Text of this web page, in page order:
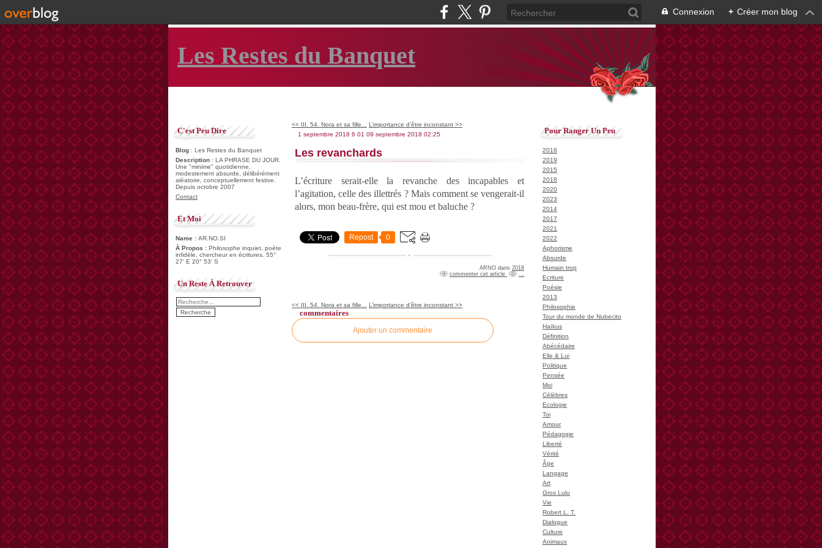
Connexion + Créer mon blog
Les Restes du Banquet
C'est Peu Dire
Blog : Les Restes du Banquet
Description : LA PHRASE DU JOUR.
Une "minime" quotidienne,
modestement absurde, délibérément
aléatoire, conceptuellement festive.
Depuis octobre 2007
Contact
Et Moi
Name : AR.NO.SI
À Propos : Philosophe inquiet, poète
infidèle, chercheur en écritures. 55°
27' E 20° 53' S
Un Reste À Retrouver
<< III. 54. Nora et sa fille...
L’importance d’être inconstant >>
1 septembre 2018 6 01 09 septembre 2018 02:25
Les revanchards
L’écriture serait-elle la revanche des incapables et
l’agitation, celle des illettrés ? Mais comment se vengerait-il
alors, mon beau-frère, qui est mou et baluche ?
Repost 0
ARNO dans 2018
commenter cet article
<< III. 54. Nora et sa fille... L’importance d’être inconstant >>
commentaires
Ajouter un commentaire
Pour Ranger Un Peu
2016
2019
2015
2018
2020
2023
2014
2017
2021
2022
Aphorisme
Absurde
Humain trop
Ecriture
Poésie
2013
Philosophie
Tour du monde de Nubecito
Haïkus
Définition
Abécédaire
Elle & Lui
Politique
Pensée
Moi
Célèbres
Ecologie
Toi
Amour
Pédagogie
Liberté
Vérité
Âge
Langage
Art
Gros Lulu
Vie
Robert L. T.
Dialogue
Culture
Animaux